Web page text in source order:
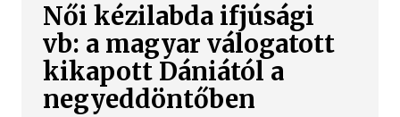
Női kézilabda ifjúsági
vb: a magyar válogatott
kikapott Dániától a
negyeddöntőben